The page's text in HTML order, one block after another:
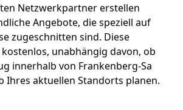
Netzwerkpartner erstellen
Angebote, die speziell auf
zugeschnitten sind. Diese
unabhängig davon, ob
innerhalb von Frankenberg-Sa
Ihres aktuellen Standorts planen.